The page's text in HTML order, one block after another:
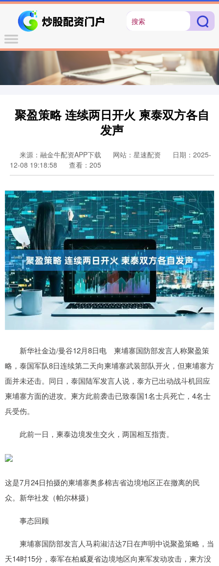
聚盈策略 连续两日开火 柬泰双方各自
发声
来源：融金牛配资APP下载 网站：星速配资
日期：2025-
12-08 19:18:58
查看：205
新华社金边/曼谷12月8日电 柬埔寨国防部发言人称聚盈策
略，泰国军队8日连续第二天向柬埔寨武装部队开火，但柬埔寨方
面并未还击。同日，泰国陆军发言人说，泰方已出动战斗机回应
柬埔寨方面的进攻。柬方此前袭击已致泰国1名士兵死亡，4名士
兵受伤。
此前一日，柬泰边境发生交火，两国相互指责。
这是7月24日拍摄的柬埔寨奥多棉吉省边境地区正在撤离的民
众。新华社发（帕尔林摄）
事态回顾
柬埔寨国防部发言人马莉淑洁达7日在声明中说聚盈策略，当
天14时15分，泰军在柏威夏省边境地区向柬军发动攻击，柬方没